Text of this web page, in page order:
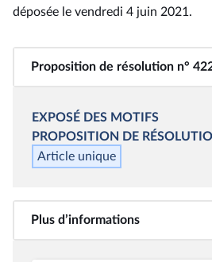
déposée le vendredi 4 juin 2021 .
Proposition de résolution n°
EXPOSÉ DES MOTIFS
PROPOSITION DE
Article unique
Plus d’informations